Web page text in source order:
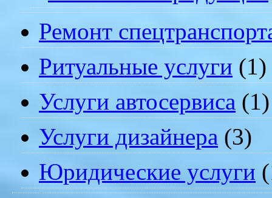
Ремонт
Ритуальные услуги (1)
Услуги автосервиса (1)
Услуги дизайнера (3)
Юридические услуги